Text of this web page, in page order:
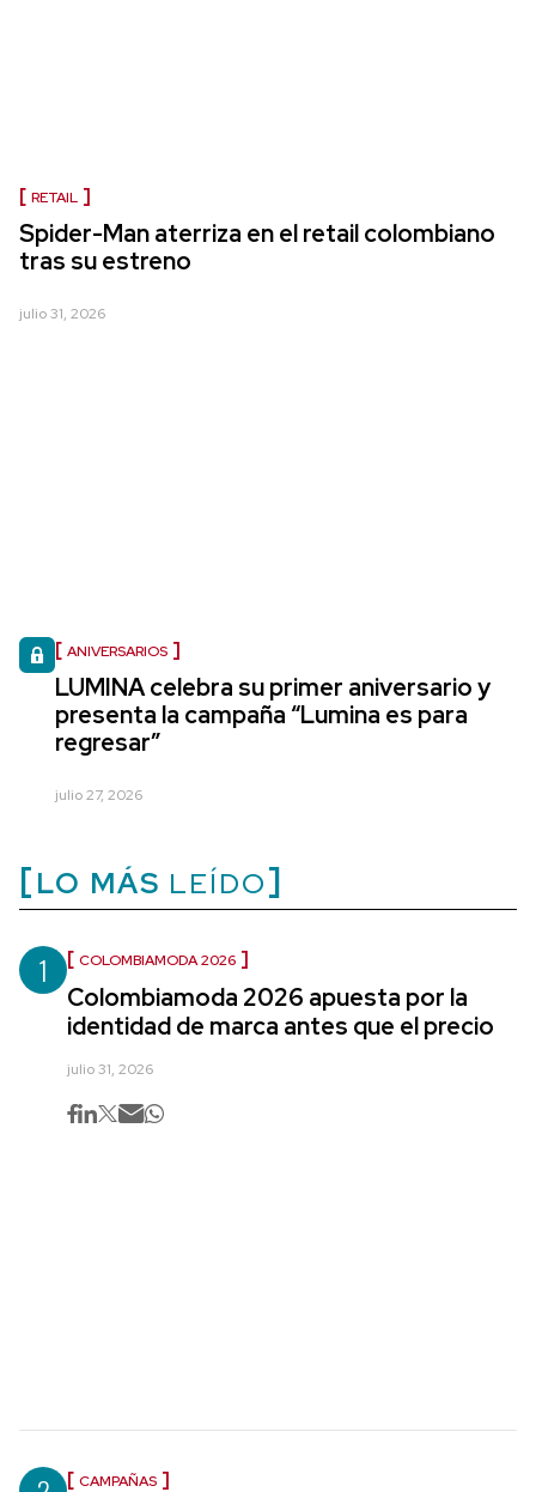
RETAIL
Spider-Man aterriza en el retail colombiano
tras su estreno
julio 31, 2026
ANIVERSARIOS
LUMINA celebra su primer aniversario y
presenta la campaña “Lumina es para
regresar”
julio 27, 2026
LO MÁS LEÍDO
1 COLOMBIAMODA 2026
Colombiamoda 2026 apuesta por la
identidad de marca antes que el precio
julio 31, 2026
CAMPAÑAS